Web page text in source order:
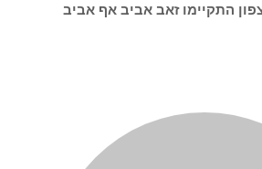
התקיימו זאב אביב אף אביב